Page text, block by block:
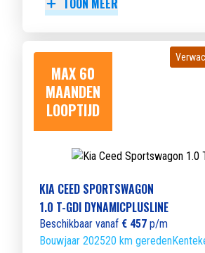
MAX 60
MAANDEN
LOOPTIJD
KIA CEED SPORTSWAGON
1.0 T-GDI DYNAMICPLUSLINE
Beschikbaar vanaf € 457 p/m
Bouwjaar 202520 km gereden